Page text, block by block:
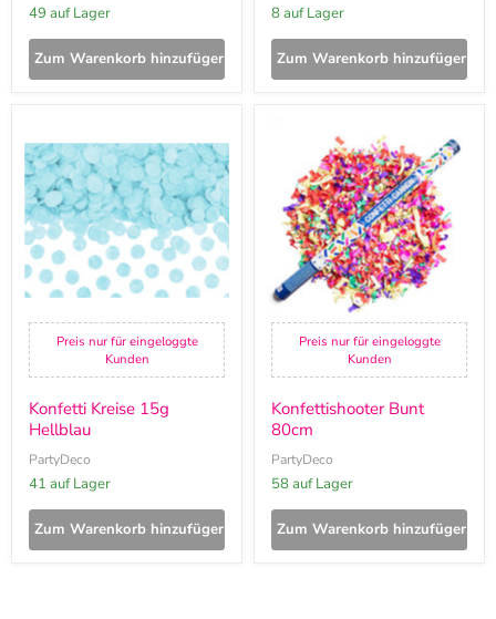
49 auf Lager
Zum Warenkorb hinzufügen
8 auf Lager
Zum Warenkorb hinzufügen
Kreise
15g
Hellblau
Preis nur für eingeloggte
Kunden
Konfetti Kreise 15g
Hellblau
PartyDeco
41 auf Lager
Zum Warenkorb hinzufügen
Preis nur für eingeloggte
Kunden
Konfettishooter Bunt
80cm
PartyDeco
58 auf Lager
Zum Warenkorb hinzufügen